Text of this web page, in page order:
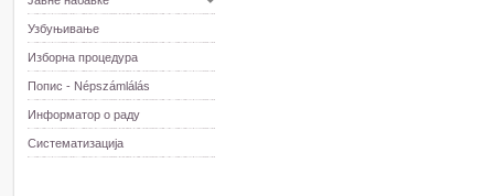
Узбуњивање
Изборна процедура
Попис - Népszámlálás
Информатор о раду
Систематизација